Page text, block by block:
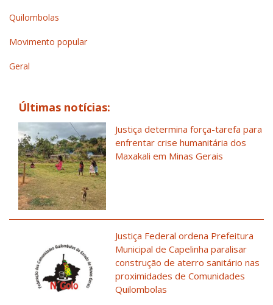
Quilombolas
Movimento popular
Geral
Últimas notícias:
Justiça determina força-tarefa para
enfrentar crise humanitária dos
Maxakali em Minas Gerais
Justiça Federal ordena Prefeitura
Municipal de Capelinha paralisar
construção de aterro sanitário nas
proximidades de Comunidades
Quilombolas